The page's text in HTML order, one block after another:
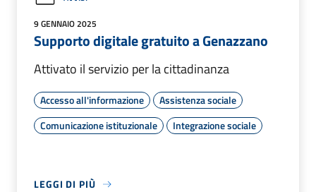
9 GENNAIO 2025
Supporto digitale gratuito a Genazzano
Attivato il servizio per la cittadinanza
Accesso all'informazione
Assistenza sociale
Comunicazione istituzionale
Integrazione sociale
LEGGI DI PIÙ